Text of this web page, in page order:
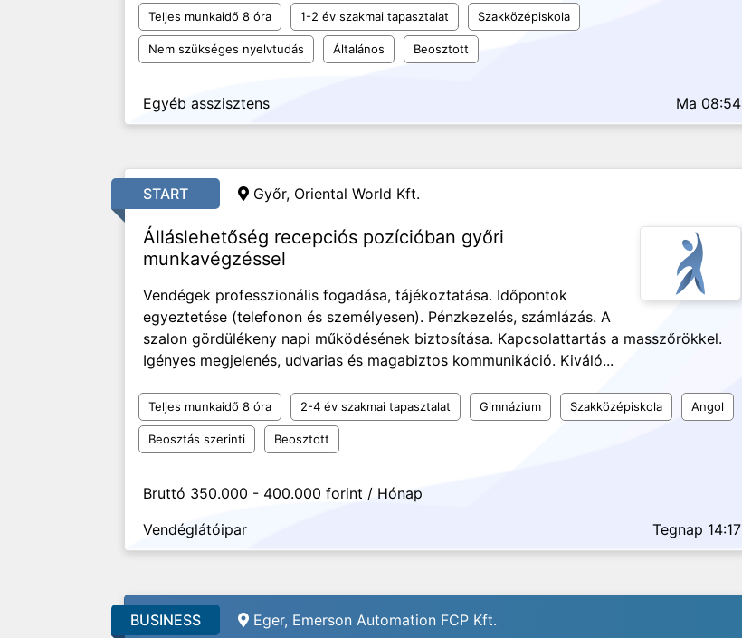
Teljes munkaidő 8 óra 1-2 év szakmai tapasztalat Szakközépiskola
Nem szükséges nyelvtudás Általános Beosztott
Egyéb asszisztens Ma 08:54
START Győr, Oriental World Kft.
Álláslehetőség recepciós pozícióban győri
munkavégzéssel
Vendégek professzionális fogadása, tájékoztatása. Időpontok
egyeztetése (telefonon és személyesen). Pénzkezelés, számlázás. A
szalon gördülékeny napi működésének biztosítása. Kapcsolattartás a masszőrökkel.
Igényes megjelenés, udvarias és magabiztos kommunikáció. Kiváló...
Teljes munkaidő 8 óra 2-4 év szakmai tapasztalat Gimnázium Szakközépiskola Angol
Beosztás szerinti Beosztott
Bruttó 350.000 - 400.000 forint / Hónap
Vendéglátóipar
Tegnap 14:17
BUSINESS Eger, Emerson Automation FCP Kft.